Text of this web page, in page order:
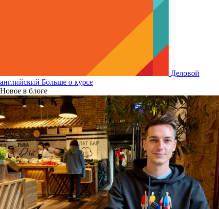
Деловой
английский Больше о курсе
Новое в блоге